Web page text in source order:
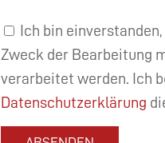
Ich bin
Zweck der Bearbeitung
verarbeitet werden. Ich
Datenschutzerklärung